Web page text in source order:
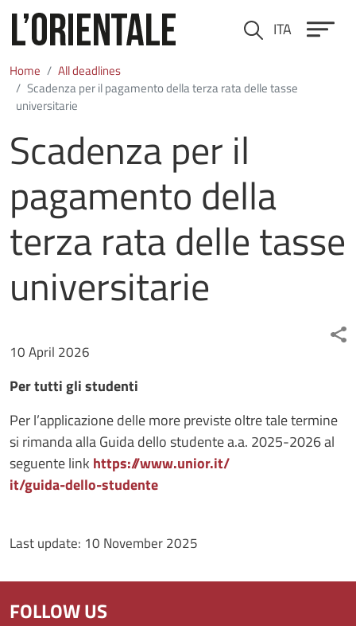
Cerca ITA
Home
All deadlines
Scadenza per il pagamento della terza rata delle tasse
universitarie
Scadenza per il
pagamento della
terza rata delle tasse
universitarie
10 April 2026
Per tutti gli studenti
Per l’applicazione delle more previste oltre tale termine
si rimanda alla Guida dello studente a.a. 2025-2026 al
seguente link https://www.unior.it/
it/guida-dello-studente
Last update: 10 November 2025
FOLLOW US